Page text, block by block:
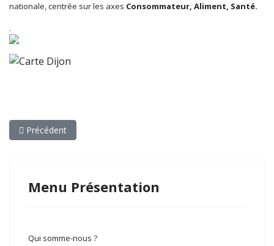
nationale, centrée sur les axes Consommateur, Aliment, Santé.
.
Article précédent : Qui sommes-nous ?
Précédent
Menu Présentation
Qui somme-nous ?